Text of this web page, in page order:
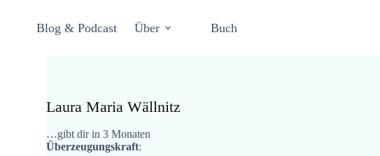
Blog & Podcast Über Buch
Laura Maria Wällnitz
…gibt dir in 3 Monaten
Überzeugungskraft: